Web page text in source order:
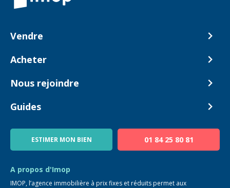
Vendre
Comment ça marche ?
Acheter
Biens en vente
Nous rejoindre
Devenir Conseiller
Guides
Blog
ESTIMER MON BIEN 01 84 25 80 81
A propos d'Imop
IMOP, l’agence immobilière à prix fixes et réduits permet aux